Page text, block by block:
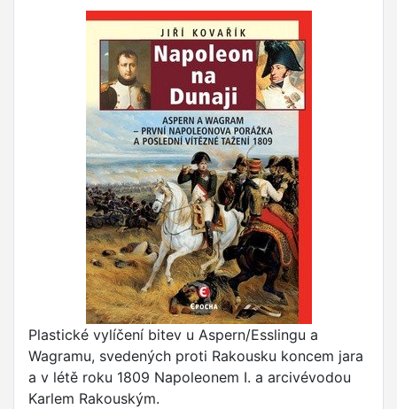
Plastické vylíčení bitev u Aspern/Esslingu a
Wagramu, svedených proti Rakousku koncem jara
a v létě roku 1809 Napoleonem I. a arcivévodou
Karlem Rakouským.